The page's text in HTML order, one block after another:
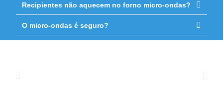
Recipientes não aquecem no forno micro-ondas?
O micro-ondas é seguro?